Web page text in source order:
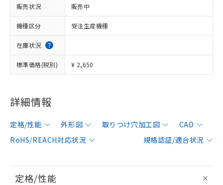
販売状況 販売中
機種区分 受注生産機種
在庫状況
標準価格(税別) ¥ 2,650
詳細情報
定格/性能 外形図 取りつけ穴加工図
CAD
RoHS/REACH対応状況
規格認証/適合状況
定格/性能